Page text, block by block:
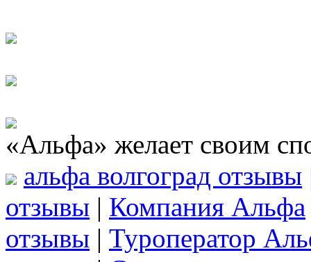
«Альфа» желает своим
альфа волгоград отзывы
отзывы | Компания Альфа
отзывы | Туроператор